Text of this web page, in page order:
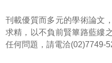
刊載優質而多元的學術論文
求精，以不負前賢篳路藍縷
任何問題，請電洽(02)7749-